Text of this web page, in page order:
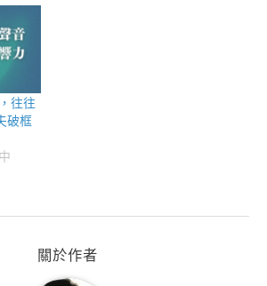
往往
破框
關於作者